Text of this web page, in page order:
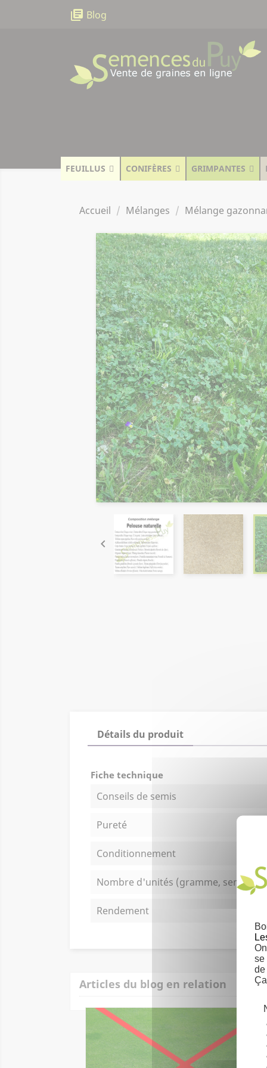
se
library_books Blog
FEUILLUS CONIFÈRES GRIMPANTES
Accueil Mélanges Mélange

Détails du produit
Fiche technique
Conseils de semis
Pureté
Conditionnement
Nombre d'unités (gramme,
Rendement
Articles du blog en relation